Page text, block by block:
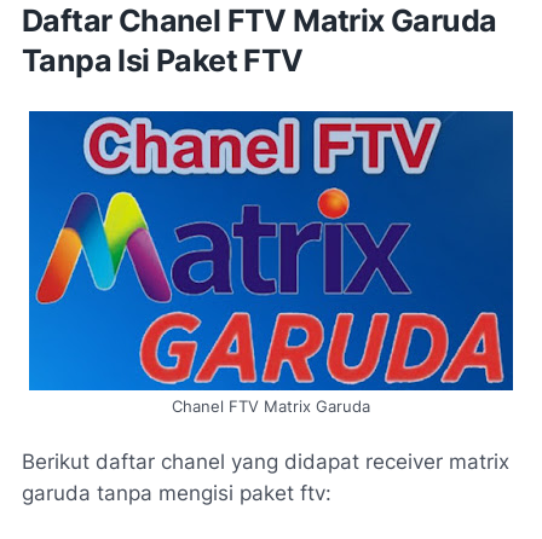
Daftar Chanel FTV Matrix Garuda
Tanpa Isi Paket FTV
Chanel FTV Matrix Garuda
Berikut daftar chanel yang didapat receiver matrix
garuda tanpa mengisi paket ftv: